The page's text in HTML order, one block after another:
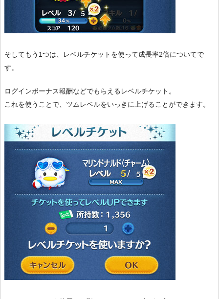
そしてもう1つは、レベルチケットを使って成長率2倍についてで
す。
ログインボーナス報酬などでもらえるレベルチケット。
これを使うことで、ツムレベルをいっきに上げることができます。